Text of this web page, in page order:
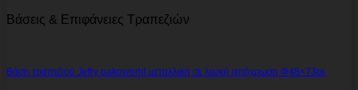
Βάσεις & Επιφάνειες Τραπεζιών
Βάση τραπεζιού Jefry pakoworld μεταλλική σε λευκή απόχρωση Φ48×73εκ